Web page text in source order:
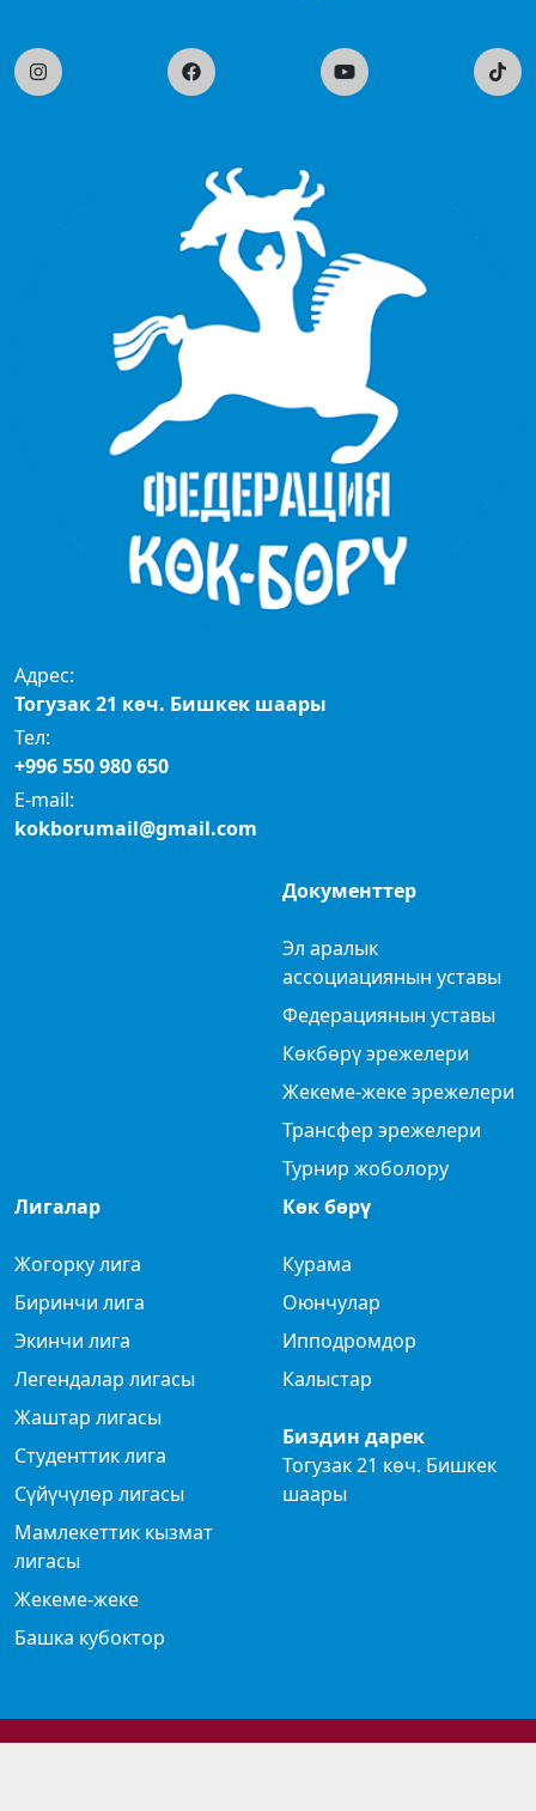
Адрес:
Тогузак 21 көч. Бишкек шаары
Тел:
+996 550 980 650
E-mail:
kokborumail@gmail.com
Документтер
Эл аралык
ассоциациянын уставы
Федерациянын уставы
Көкбөрү эрежелери
Жекеме-жеке эрежелери
Трансфер эрежелери
Турнир жоболору
Лигалар
Жогорку лига
Биринчи лига
Экинчи лига
Легендалар лигасы
Жаштар лигасы
Студенттик лига
Сүйүчүлөр лигасы
Мамлекеттик кызмат
лигасы
Жекеме-жеке
Башка кубоктор
Көк бөрү
Курама
Оюнчулар
Ипподромдор
Калыстар
Биздин дарек
Тогузак 21 көч. Бишкек
шаары